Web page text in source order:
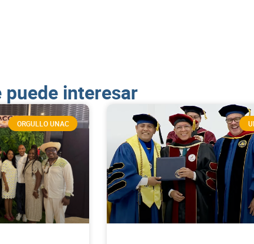
puede interesar
ORGULLO UNAC